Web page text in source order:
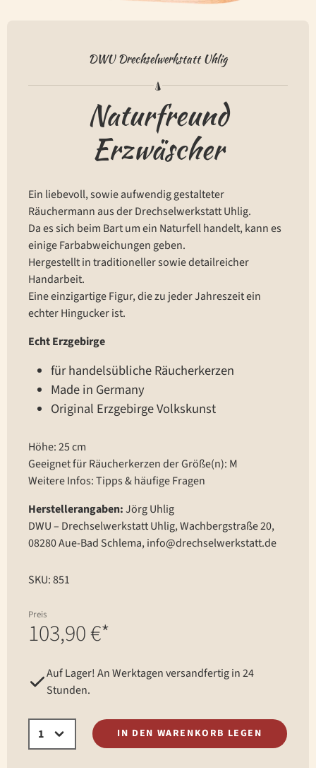
DWU Drechselwerkstatt Uhlig
Naturfreund
Erzwäscher
Ein liebevoll, sowie aufwendig gestalteter
Räuchermann aus der Drechselwerkstatt Uhlig.
Da es sich beim Bart um ein Naturfell handelt, kann es
einige Farbabweichungen geben.
Hergestellt in traditioneller sowie detailreicher
Handarbeit.
Eine einzigartige Figur, die zu jeder Jahreszeit ein
echter Hingucker ist.
Echt Erzgebirge
für handelsübliche Räucherkerzen
Made in Germany
Original Erzgebirge Volkskunst
Höhe: 25 cm
Geeignet für Räucherkerzen der Größe(n): M
Weitere Infos:Tipps & häufige Fragen
Herstellerangaben:Jörg Uhlig
DWU – Drechselwerkstatt Uhlig, Wachbergstraße 20,
08280 Aue-Bad Schlema, info@drechselwerkstatt.de
SKU: 851
Preis
103,90 €*
Auf Lager! An Werktagen versandfertig in 24
Stunden.
IN DEN WARENKORB LEGEN